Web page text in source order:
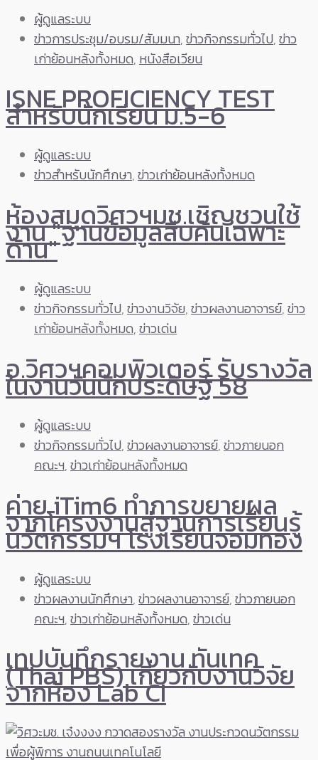
ผู้ดูแลระบบ
ข่าวการประชุม/อบรม/สัมมนา,ข่าวกิจกรรมทั่วไป,ข่าว
เก่าย้อนหลังทั้งหมด, หนังสือเวียน
ISNE PROFICIENCY TEST
สำหรับนักเรียน ม.5-6
ผู้ดูแลระบบ
ข่าวสำหรับนักศึกษา,ข่าวเก่าย้อนหลังทั้งหมด
ห้องสมุดวิศวฯมช.เชิญชวนใช้
งาน "ฐานข้อมูลสืบค้นเฉพาะ
ด้าน"
ผู้ดูแลระบบ
ข่าวกิจกรรมทั่วไป,ข่าวงานวิจัย,ข่าวผลงานอาจารย์,ข่าว
เก่าย้อนหลังทั้งหมด,ข่าวเด่น
อ.วิศวฯคอมพิวเตอร์ รับรางวัล
ในงานวันนักประดิษฐ์ 58
ผู้ดูแลระบบ
ข่าวกิจกรรมทั่วไป,ข่าวผลงานอาจารย์,ข่าวภายนอก
คณะฯ,ข่าวเก่าย้อนหลังทั้งหมด
ค่าย iTim6 ทำการขยายผล
จากโครงงานสู่ฐานการเรียนรู้
นวัตกรรมฯ โรงเรียนจอมทอง
ผู้ดูแลระบบ
ข่าวผลงานนักศึกษา,ข่าวผลงานอาจารย์,ข่าวภายนอก
คณะฯ,ข่าวเก่าย้อนหลังทั้งหมด,ข่าวเด่น
เทปบันทึกรายงาน ทันเทค
(Thai PBS) เกี่ยวกับงานวิจัย
จากห้อง Lab CI